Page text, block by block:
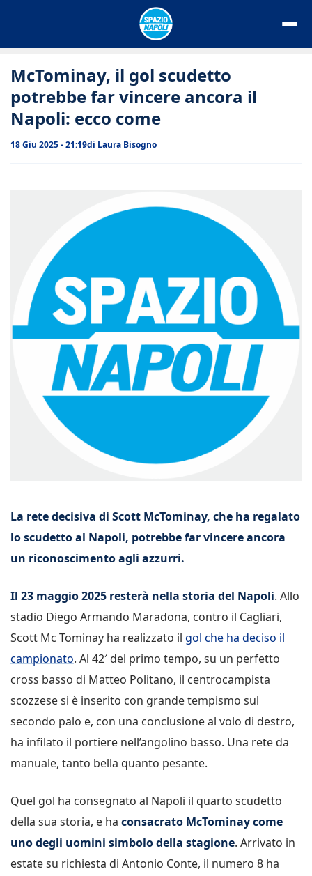
McTominay, il gol scudetto
potrebbe far vincere ancora il
Napoli: ecco come
18 Giu 2025 - 21:19di Laura Bisogno
La rete decisiva di Scott McTominay, che ha regalato
lo scudetto al Napoli, potrebbe far vincere ancora
un riconoscimento agli azzurri.
Il 23 maggio 2025 resterà nella storia del Napoli. Allo
stadio Diego Armando Maradona, contro il Cagliari,
Scott Mc Tominay ha realizzato il gol che ha deciso il
campionato. Al 42′ del primo tempo, su un perfetto
cross basso di Matteo Politano, il centrocampista
scozzese si è inserito con grande tempismo sul
secondo palo e, con una conclusione al volo di destro,
ha infilato il portiere nell’angolino basso. Una rete da
manuale, tanto bella quanto pesante.
Quel gol ha consegnato al Napoli il quarto scudetto
della sua storia, e ha consacrato McTominay come
uno degli uomini simbolo della stagione. Arrivato in
estate su richiesta di Antonio Conte, il numero 8 ha